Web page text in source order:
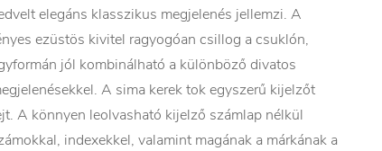
elegáns klasszikus megjelenés jellemzi. A
ezüstös kivitel ragyogóan csillog a csuklón,
jól kombinálható a különböző divatos
A sima kerek tok egyszerű kijelzőt
A könnyen leolvasható kijelző számlap nélkül
indexekkel, valamint magának a márkának a